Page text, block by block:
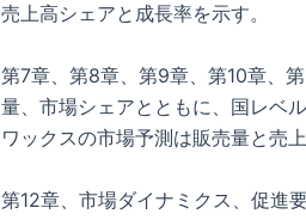
売上高シェアと成長率を示す。
第7章、第8章、第9章、第10章、
量、市場シェアとともに、国レベ
ワックスの市場予測は販売量と売
第12章、市場ダイナミクス、促進